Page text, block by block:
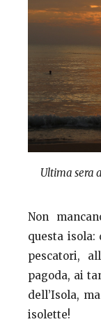
Ultima sera
Non
questa
pescatori,
pagoda, ai
dell’Isola,
isolette!